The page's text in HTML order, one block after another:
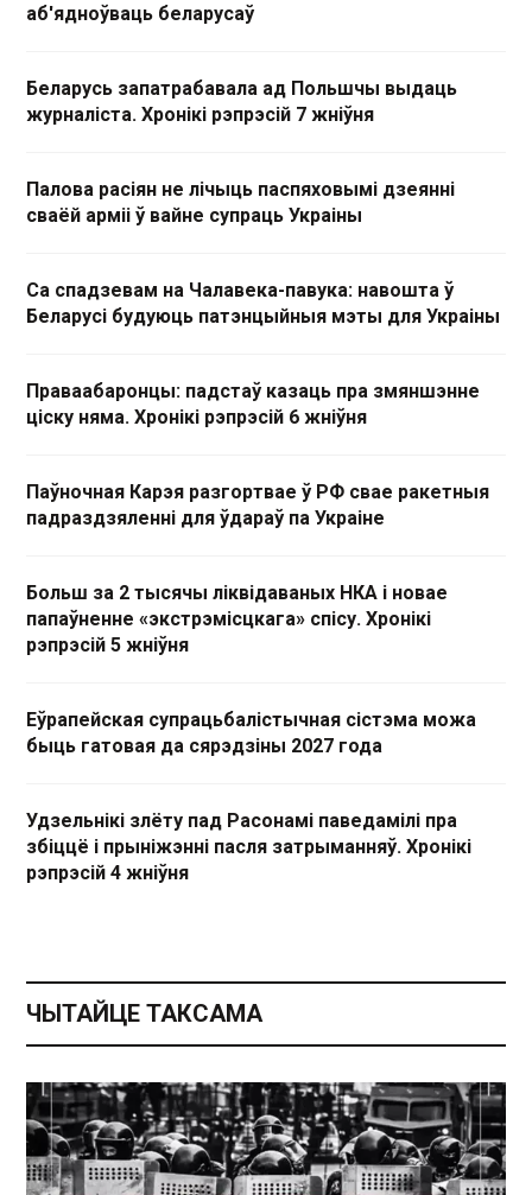
аб'ядноўваць беларусаў
Беларусь запатрабавала ад Польшчы выдаць
журналіста. Хронікі рэпрэсій 7 жніўня
Палова расіян не лічыць паспяховымі дзеянні
сваёй арміі ў вайне супраць Украіны
Са спадзевам на Чалавека-павука: навошта ў
Беларусі будуюць патэнцыйныя мэты для Украіны
Праваабаронцы: падстаў казаць пра змяншэнне
ціску няма. Хронікі рэпрэсій 6 жніўня
Паўночная Карэя разгортвае ў РФ свае ракетныя
падраздзяленні для ўдараў па Украіне
Больш за 2 тысячы ліквідаваных НКА і новае
папаўненне «экстрэмісцкага» спісу. Хронікі
рэпрэсій 5 жніўня
Еўрапейская супрацьбалістычная сістэма можа
быць гатовая да сярэдзіны 2027 года
Удзельнікі злёту пад Расонамі паведамілі пра
збіццё і прыніжэнні пасля затрыманняў. Хронікі
рэпрэсій 4 жніўня
ЧЫТАЙЦЕ ТАКСАМА